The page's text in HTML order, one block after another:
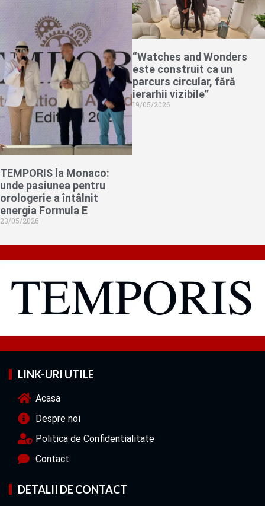
TEMPORIS la Monaco:
unde pasiunea pentru
orologerie a întâlnit
energia Formula E
23/05/2026
“Watches and Wonders
este construit ca un
parcurs circular, fără
ierarhii vizibile”
19/05/2026
LINK-URI UTILE
Acasa
Despre noi
Politica de Confidentialitate
Contact
DETALII DE CONTACT